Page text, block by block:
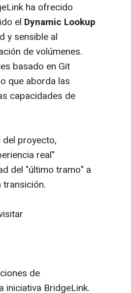
ha ofrecido
el Dynamic Lookup
y sensible al
de volúmenes.
basado en Git
que aborda las
capacidades de
proyecto,
real"
del "último tramo" a
de
iniciativa BridgeLink.